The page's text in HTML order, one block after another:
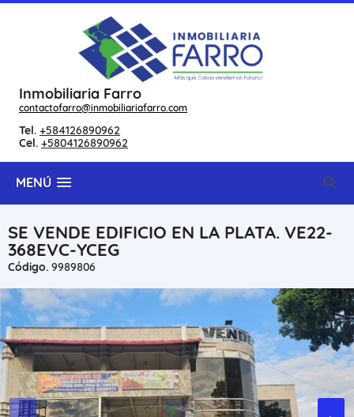
Inmobiliaria Farro
contactofarro@inmobiliariafarro.com
Tel. +584126890962
Cel. +5804126890962
MENÚ
SE VENDE EDIFICIO EN LA PLATA. VE22-
368EVC-YCEG
Código. 9989806